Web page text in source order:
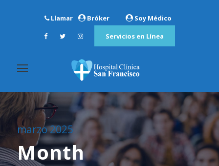
Llamar Bróker Soy Médico
Servicios en Línea
marzo 2025
Month